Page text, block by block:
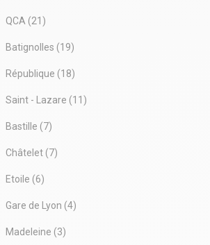
QCA (21)
Batignolles (19)
République (18)
Saint - Lazare (11)
Bastille (7)
Châtelet (7)
Etoile (6)
Gare de Lyon (4)
Madeleine (3)